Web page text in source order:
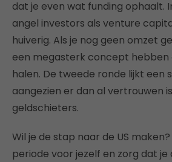
dat je even wat funding ophaalt.
angel investors als venture
huiverig. Als je nog geen omzet
een megasterk concept
halen. De tweede ronde lijkt een
aangezien er dan al vertrouwen
geldschieters.
Wil je de stap naar de US
periode voor jezelf en zorg dat je